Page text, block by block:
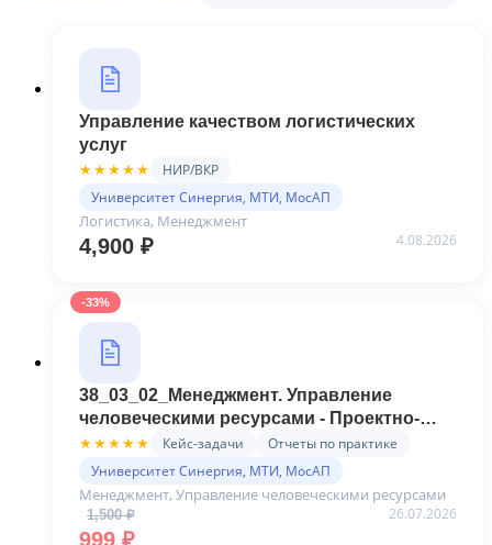
Управление качеством логистических
услуг
★★★★★
НИР/ВКР
Университет Синергия, МТИ, МосАП
Логистика, Менеджмент
4,900 ₽ 4.08.2026
-33%
38_03_02_Менеджмент. Управление
человеческими ресурсами - Проектно-
технологическая(Синергия)
★★★★★ Кейс-задачи
Отчеты по практике
Университет Синергия, МТИ, МосАП
Менеджмент, Управление человеческими ресурсами
1,500₽
Первоначальная цена составляла 1,500 ₽.
999 ₽Текущая цена: 999 ₽.
26.07.2026